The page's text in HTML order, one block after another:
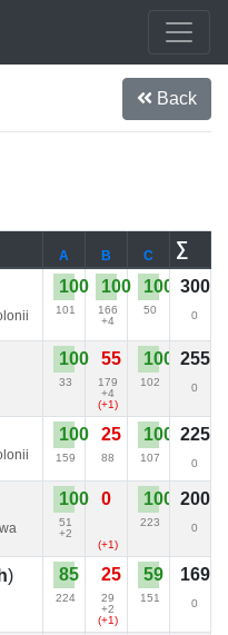
Back
A B C
∑
100
101
100
166
+4
100
50
300
0
100
33
55
179
+4
(+1)
100
102
255
0
100
159
25
88
100
107
225
0
100
51
+2
0
(+1)
100
223
200
0
) 85
224
25
29
+2
(+1)
59
151
169
0